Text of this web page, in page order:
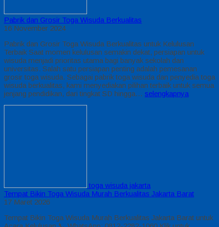
Pabrik dan Grosir Toga Wisuda Berkualitas
16 November 2024
Pabrik dan Grosir Toga Wisuda Berkualitas untuk Kelulusan
Terbaik Saat momen kelulusan semakin dekat, persiapan untuk
wisuda menjadi prioritas utama bagi banyak sekolah dan
universitas. Salah satu persiapan penting adalah pemesanan
grosir toga wisuda. Sebagai pabrik toga wisuda dan penyedia toga
wisuda berkualitas, kami menyediakan pilihan terbaik untuk semua
jenjang pendidikan, dari tingkat SD hingga… selengkapnya
toga wisuda jakarta
Tempat Bikin Toga Wisuda Murah Berkualitas Jakarta Barat
17 Maret 2026
Tempat Bikin Toga Wisuda Murah Berkualitas Jakarta Barat untuk